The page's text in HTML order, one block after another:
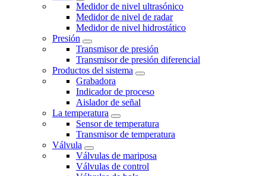
Medidor de nivel ultrasónico
Medidor de nivel de radar
Medidor de nivel hidrostático
Presión
Transmisor de presión
Transmisor de presión diferencial
Productos del sistema
Grabadora
Indicador de proceso
Aislador de señal
La temperatura
Sensor de temperatura
Transmisor de temperatura
Válvula
Válvulas de mariposa
Válvulas de control